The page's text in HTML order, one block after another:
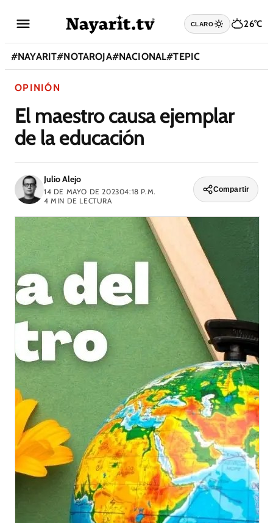
CLARO 26°C
#NAYARIT#NOTAROJA#NACIONAL#TEPIC
OPINIÓN
El maestro causa ejemplar
de la educación
Julio Alejo
14 DE MAYO DE 202304:18 P.M.
4 MIN DE LECTURA
Compartir